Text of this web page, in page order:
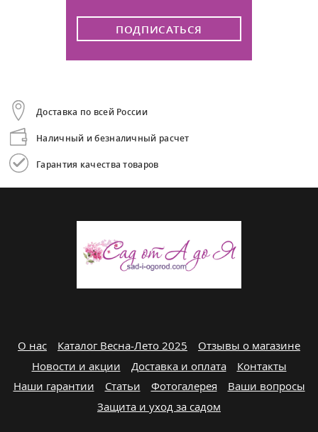
ПОДПИСАТЬСЯ
Доставка по всей России
Наличный и безналичный расчет
Гарантия качества товаров
О нас Каталог Весна-Лето 2025
Отзывы о магазине
Новости и акции
Доставка и оплата
Контакты
Наши гарантии
Статьи Фотогалерея
Ваши вопросы
Защита и уход за садом